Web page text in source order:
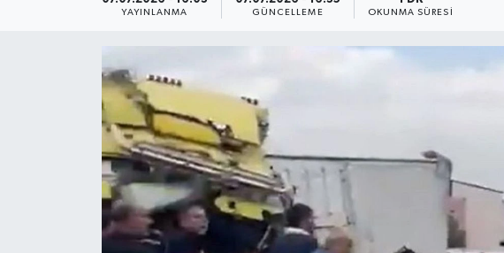
YAYINLANMA GÜNCELLEME OKUNMA SÜRESI
Bi̇li̇m & Teknoloji̇